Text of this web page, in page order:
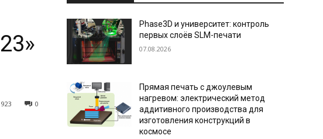
0
923
Phase3D и университет: контроль
первых слоёв SLM-печати
07.08.2026
Прямая печать с джоулевым
нагревом: электрический метод
аддитивного производства для
изготовления конструкций в
космосе